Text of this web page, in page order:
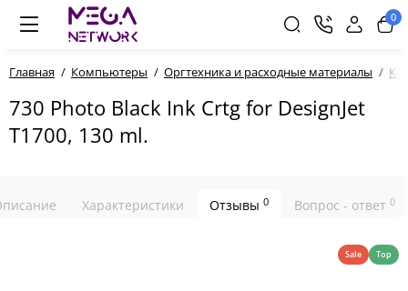
0
Главная Компьютеры Оргтехника и расходные материалы
730 Photo Black Ink Crtg for DesignJet
T1700, 130 ml.
Характеристики Отзывы 0 Вопрос - ответ 0
Sale Top